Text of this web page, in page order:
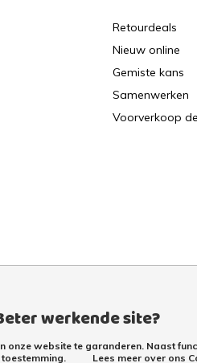
Retourdeals
Nieuw online
Gemiste kans
Samenwerken
Voorverkoop
werkende site?
website te garanderen. Naast
Lees meer over ons